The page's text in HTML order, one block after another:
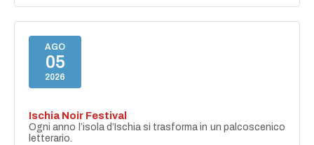
AGO
05
2026
Ischia Noir Festival
Ogni anno l’isola d’Ischia si trasforma in un palcoscenico
letterario.